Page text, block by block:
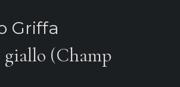
Griffa
giallo (Champ